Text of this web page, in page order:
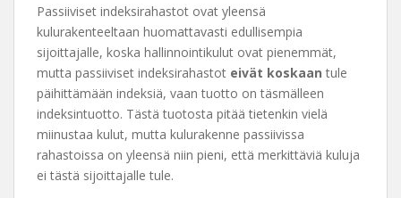
Passiiviset indeksirahastot ovat yleensä
kulurakenteeltaan huomattavasti edullisempia
sijoittajalle, koska hallinnointikulut ovat pienemmät,
mutta passiiviset indeksirahastot eivät koskaan tule
päihittämään indeksiä, vaan tuotto on täsmälleen
indeksintuotto. Tästä tuotosta pitää tietenkin vielä
miinustaa kulut, mutta kulurakenne passiivissa
rahastoissa on yleensä niin pieni, että merkittäviä kuluja
ei tästä sijoittajalle tule.